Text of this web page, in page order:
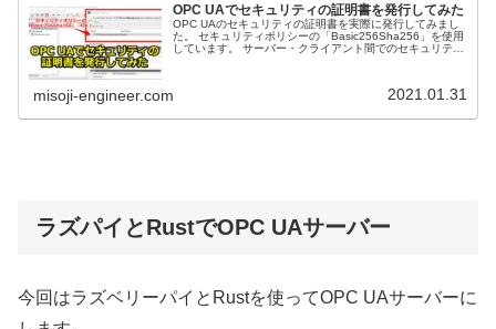
OPC UAでセキュリティの証明書を発行してみた
OPC UAのセキュリティの証明書を実際に発行してみまし
た。 セキュリティポリシーの「Basic256Sha256」を使用
しています。 サーバー・クライアント間でのセキュリティ
misoji-engineer.com 2021.01.31
ラズパイとRustでOPC UAサーバー
今回はラズベリーパイとRustを使ってOPC UAサーバーに